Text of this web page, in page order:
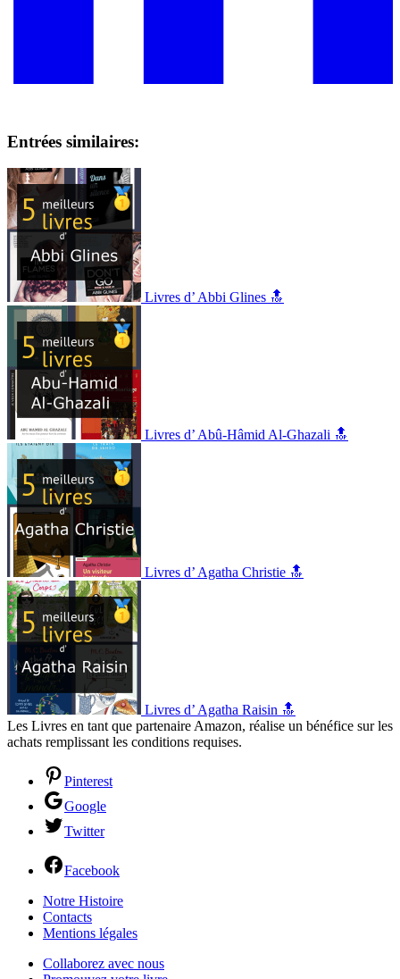
Entrées similaires:
Livres d’ Abbi Glines 🔝
Livres d’ Abû-Hâmid Al-Ghazali 🔝
Livres d’ Agatha Christie 🔝
Livres d’ Agatha Raisin 🔝
Les Livres en tant que partenaire Amazon, réalise un bénéfice sur les
achats remplissant les conditions requises.
Pinterest
Google
Twitter
Facebook
Notre Histoire
Contacts
Mentions légales
Collaborez avec nous